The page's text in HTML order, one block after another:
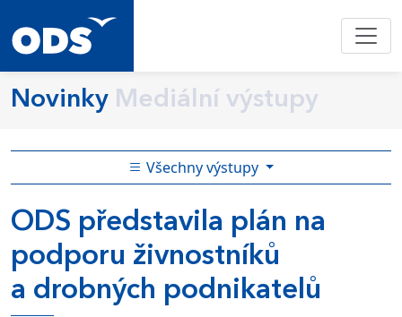
Novinky Mediální výstupy
Všechny výstupy
ODS představila plán na
podporu živnostníků
a drobných podnikatelů